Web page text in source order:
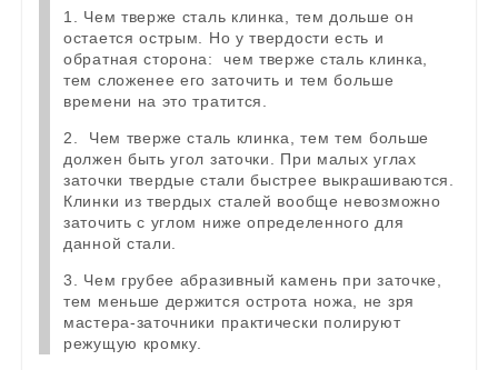
1. Чем тверже сталь клинка, тем дольше он
остается острым. Но у твердости есть и
обратная сторона: чем тверже сталь клинка,
тем сложенее его заточить и тем больше
времени на это тратится.
2. Чем тверже сталь клинка, тем тем больше
должен быть угол заточки. При малых углах
заточки твердые стали быстрее выкрашиваются.
Клинки из твердых сталей вообще невозможно
заточить с углом ниже определенного для
данной стали.
3. Чем грубее абразивный камень при заточке,
тем меньше держится острота ножа, не зря
мастера-заточники практически полируют
режущую кромку.